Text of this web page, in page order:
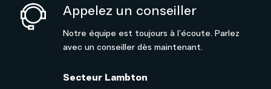
Appelez un conseiller
Notre équipe est toujours à l’écoute. Parlez
avec un conseiller dès maintenant.
Secteur Lambton